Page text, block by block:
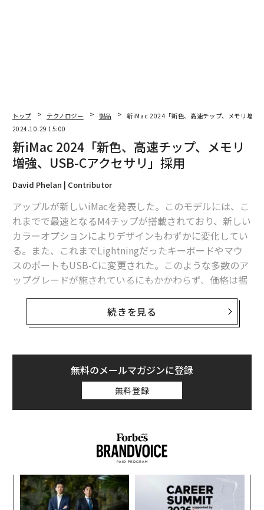
翻訳＝酒匂寛
2026年9月号発売中
最新号の購入はこちらから
新iMac 2024「新色、高速チップ、メモリ増強、USB-Cアクセサリ」採用
新iPad miniは「見た目以上」のアップデートと値頃感、唯一のプロ向け小
型端末に
トップ テクノロジー 製品
新iMac 2024「新色、高速チップ、メモリ増強
2024.10.29 15:00
新iMac 2024「新色、高速チップ、メモリ
増強、USB-Cアクセサリ」採用
David Phelan | Contributor
アップルが新しいiMacを発表した。このモデルには、こ
れまでで最速となるM4チップが搭載されており、新しい
カラーオプションによりデザインもわずかに変化してい
る。また、これまでLightningだったキーボードやマウ
スのポートもUSB-Cに変更された。このような多数のア
ップグレードが施されているにもかかわらず、価格は据
え置きとなっている。以下に、発表された詳細を説明す
はM3プロセッサの導入によって、それまでのM1チップ
を搭載したiMacから大幅な進化を遂げた。ご存知のとお
り、Mシリーズのチップはアップル独自のシリコン技術
を使用しており、従来のインテルチップに比べてはるか
に高速なパフォーマンスを提供する。
そして本日、米国時間10月28日にアップルは新しいiMac
を発表した。このモデルは昨年のモデルと同様24インチ
ディスプレイを搭載するが、Nano-textureディスプレイ
のオプションも選択可能である。さらに、今年初めにiPa
d Proで発表されたM4プロセッサを搭載している。
続きを見る
無料のメールマガジンに登録
無料登録